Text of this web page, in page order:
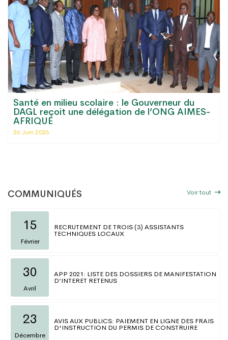
Santé en milieu scolaire : le Gouverneur du
DAGL reçoit une délégation de l’ONG AIMES-
AFRIQUE
26 Juin 2026
COMMUNIQUÉS Voir tout
15
Février
RECRUTEMENT DE TROIS (3) ASSISTANTS
TECHNIQUES LOCAUX
30
Avril
APP 2021: LISTE DES DOSSIERS DE MANIFESTATION
D’INTERET RETENUS
23
Décembre
AVIS AUX PUBLICS: PAIEMENT EN LIGNE DES FRAIS
D'INSTRUCTION DU PERMIS DE CONSTRUIRE